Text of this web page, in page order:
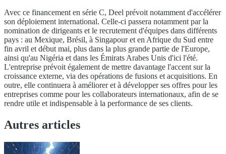
Avec ce financement en série C, Deel prévoit notamment d'accélérer
son déploiement international. Celle-ci passera notamment par la
nomination de dirigeants et le recrutement d'équipes dans différents
pays : au Mexique, Brésil, à Singapour et en Afrique du Sud entre
fin avril et début mai, plus dans la plus grande partie de l'Europe,
ainsi qu'au Nigéria et dans les Émirats Arabes Unis d'ici l'été.
L'entreprise prévoit également de mettre davantage l'accent sur la
croissance externe, via des opérations de fusions et acquisitions. En
outre, elle continuera à améliorer et à développer ses offres pour les
entreprises comme pour les collaborateurs internationaux, afin de se
rendre utile et indispensable à la performance de ses clients.
Autres articles